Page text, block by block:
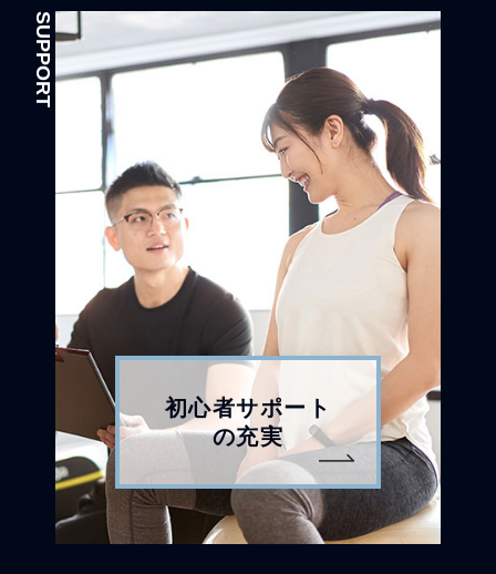
SUPPORT
初心者サポート
の充実